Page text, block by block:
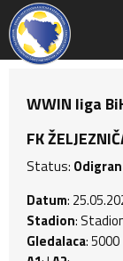
WWIN liga
FK
Status:
Datum:
Stadion:
Gledalaca: 5000